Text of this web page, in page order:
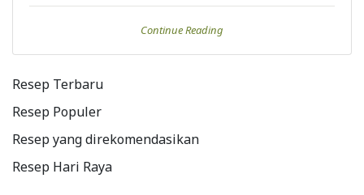
Continue Reading
Resep Terbaru
Resep Populer
Resep yang direkomendasikan
Resep Hari Raya